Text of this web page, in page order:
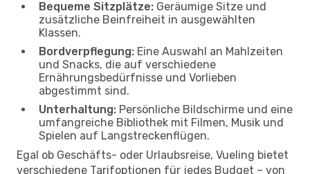
Bequeme Sitzplätze: Geräumige Sitze und
zusätzliche Beinfreiheit in ausgewählten
Klassen.
Bordverpflegung: Eine Auswahl an Mahlzeiten
und Snacks, die auf verschiedene
Ernährungsbedürfnisse und Vorlieben
abgestimmt sind.
Unterhaltung: Persönliche Bildschirme und eine
umfangreiche Bibliothek mit Filmen, Musik und
Spielen auf Langstreckenflügen.
Egal ob Geschäfts- oder Urlaubsreise, Vueling bietet
verschiedene Tarifoptionen für jedes Budget – von